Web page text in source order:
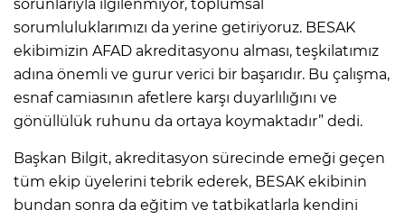
sorunlarıyla ilgilenmiyor, toplumsal
sorumluluklarımızı da yerine getiriyoruz. BESAK
ekibimizin AFAD akreditasyonu alması, teşkilatımız
adına önemli ve gurur verici bir başarıdır. Bu çalışma,
esnaf camiasının afetlere karşı duyarlılığını ve
gönüllülük ruhunu da ortaya koymaktadır” dedi.
Başkan Bilgit, akreditasyon sürecinde emeği geçen
tüm ekip üyelerini tebrik ederek, BESAK ekibinin
bundan sonra da eğitim ve tatbikatlarla kendini